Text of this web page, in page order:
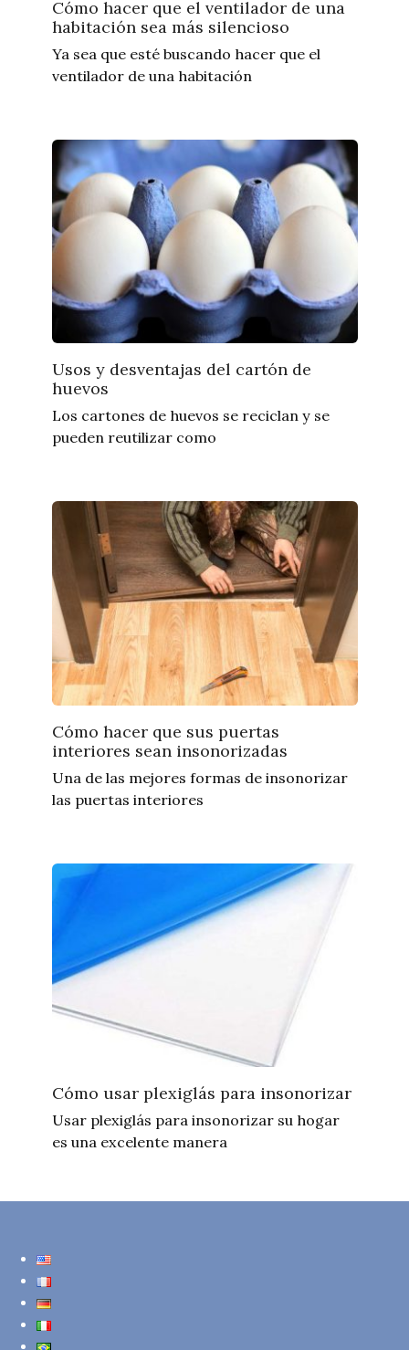
Cómo hacer que el ventilador de una
habitación sea más silencioso
Ya sea que esté buscando hacer que el
ventilador de una habitación
Usos y desventajas del cartón de
huevos
Los cartones de huevos se reciclan y se
pueden reutilizar como
Cómo hacer que sus puertas
interiores sean insonorizadas
Una de las mejores formas de insonorizar
las puertas interiores
Cómo usar plexiglás para insonorizar
Usar plexiglás para insonorizar su hogar
es una excelente manera